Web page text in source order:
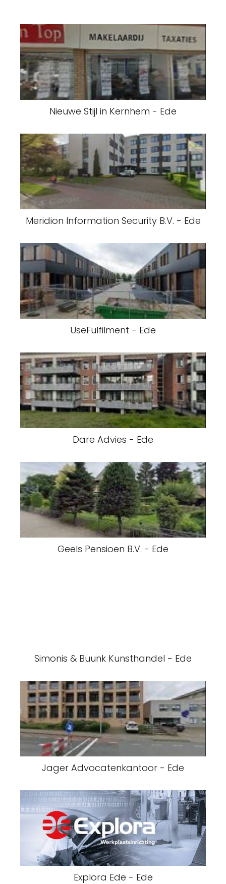
Nieuwe Stijl in Kernhem - Ede
Meridion Information Security B.V. - Ede
UseFulfilment - Ede
Dare Advies - Ede
Geels Pensioen B.V. - Ede
Simonis & Buunk Kunsthandel - Ede
Jager Advocatenkantoor - Ede
Explora Ede - Ede